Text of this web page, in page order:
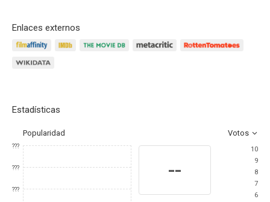
Enlaces externos
Estadísticas
Popularidad Votos
???
???
???
--
10
9
8
7
6